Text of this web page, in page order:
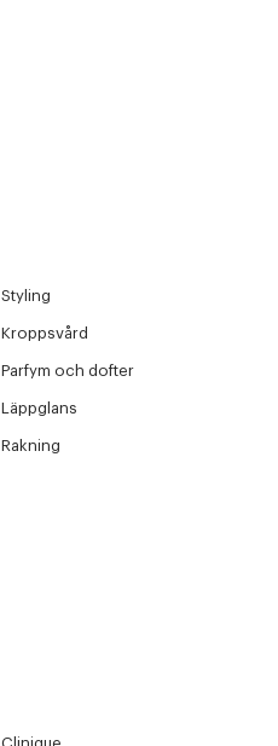
Styling
Kroppsvård
Parfym och dofter
Läppglans
Rakning
Clinique